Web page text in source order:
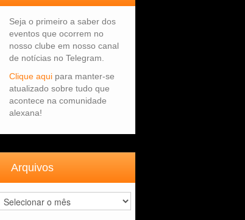
Seja o primeiro a saber dos
eventos que ocorrem no
nosso clube em nosso canal
de notícias no Telegram.
Clique aquipara manter-se
atualizado sobre tudo que
acontece na comunidade
alexana!
Arquivos
Arquivos